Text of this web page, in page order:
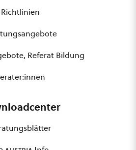
Richtlinien
Referat Bildung